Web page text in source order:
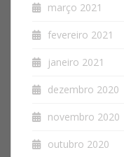
março 2021
fevereiro 2021
janeiro 2021
dezembro 2020
novembro 2020
outubro 2020